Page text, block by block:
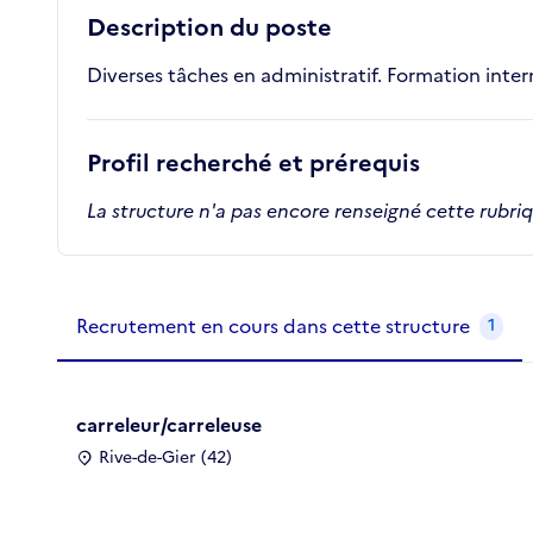
Description du poste
Diverses tâches en administratif. Formation
Profil recherché et prérequis
La structure n'a pas encore renseigné cette
Recrutements de la structure
Recrutement en cours dans cette structure 1
carreleur/carreleuse
Rive-de-Gier (42)